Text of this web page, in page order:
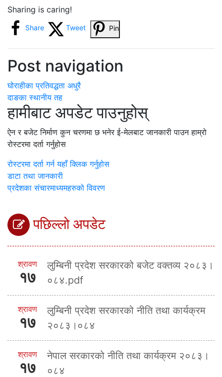
Sharing is caring!
Share Tweet Pin
Post navigation
घोराहीका प्रतिवद्धता अधुरै
दाङका स्थानीय तह
हामीबाट अपडेट पाउनुहोस्
ऐन र बजेट निर्माण कुन चरणमा छ भनेर ई-मेलबाट जानकारी पाउन हाम्रो
रोस्टरमा दर्ता गर्नुहोस
रोस्टरमा दर्ता गर्न यहाँ क्लिक गर्नुहोस
डाटा तथा जानकारी
प्रदेशका संचारमाध्यमहरुको विवरण
पछिल्लो अपडेट
श्रावण
१७
लुम्बिनी प्रदेश सरकारको बजेट वक्तव्य २०८३।
०८४.pdf
श्रावण
१७
लुम्बिनी प्रदेश सरकारको नीति तथा कार्यक्रम
२०८३।०८४
श्रावण
१७
नेपाल सरकारको नीति तथा कार्यक्रम २०८३।
०८४